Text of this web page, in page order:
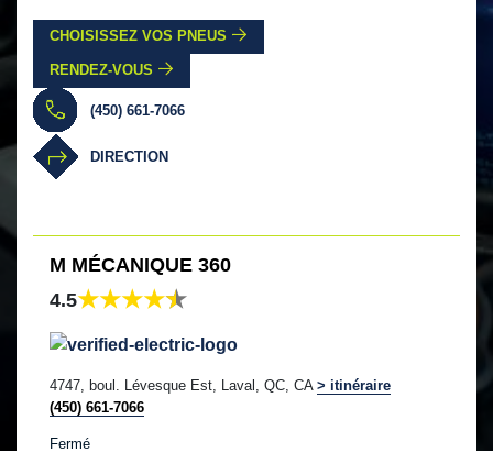
CHOISISSEZ VOS PNEUS
RENDEZ-VOUS
(450) 661-7066
DIRECTION
M MÉCANIQUE 360
4.5
4747, boul. Lévesque Est, Laval, QC, CA > itinéraire
(450) 661-7066
Fermé